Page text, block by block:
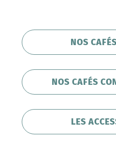
NOS
NOS CAFÉS
LES